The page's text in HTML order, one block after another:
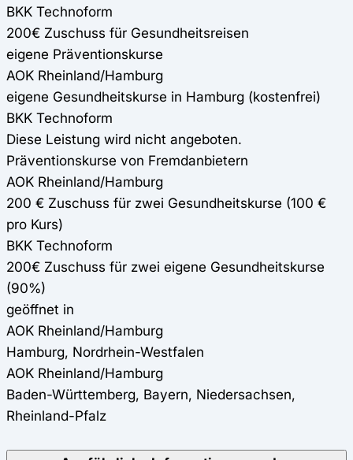
BKK Technoform
200€ Zuschuss für Gesundheitsreisen
eigene Präventionskurse
AOK Rheinland/Hamburg
eigene Gesundheitskurse in Hamburg (kostenfrei)
BKK Technoform
Diese Leistung wird nicht angeboten.
Präventionskurse von Fremdanbietern
AOK Rheinland/Hamburg
200 € Zuschuss für zwei Gesundheitskurse (100 €
pro Kurs)
BKK Technoform
200€ Zuschuss für zwei eigene Gesundheitskurse
(90%)
geöffnet in
AOK Rheinland/Hamburg
Hamburg, Nordrhein-Westfalen
AOK Rheinland/Hamburg
Baden-Württemberg, Bayern, Niedersachsen,
Rheinland-Pfalz